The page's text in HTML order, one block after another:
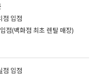
점 입점
점(백화점 최초 렌탈 매장)
점 입점